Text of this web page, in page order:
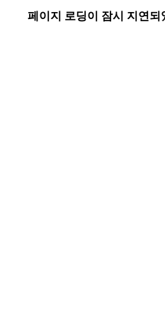
페이지 로딩이 잠시 지연